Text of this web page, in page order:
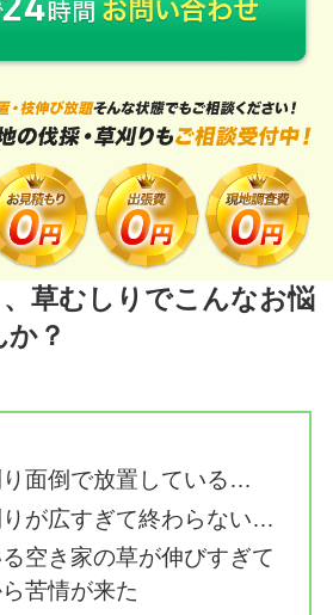
草むしりでこんなお悩
？
面倒で放置している…
が広すぎて終わらない…
空き家の草が伸びすぎて
苦情が来た